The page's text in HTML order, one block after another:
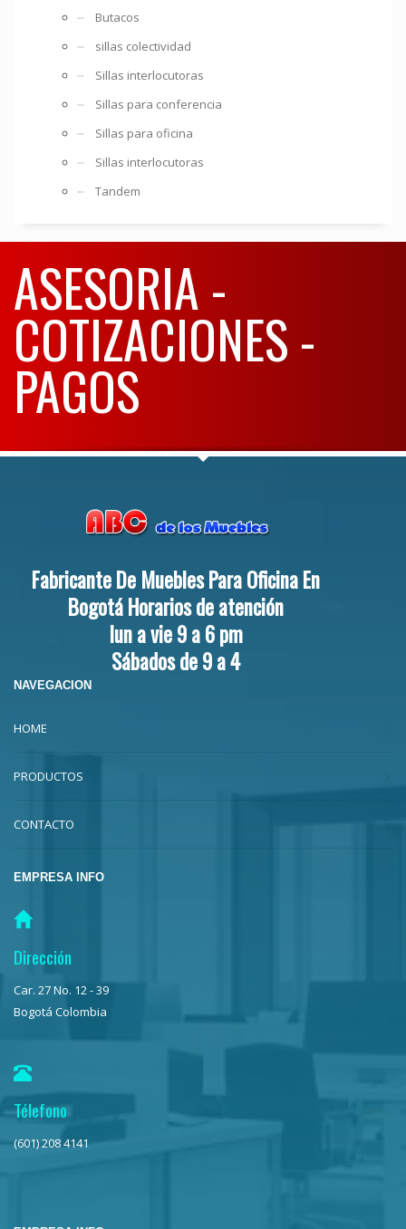
Butacos
sillas colectividad
Sillas interlocutoras
Sillas para conferencia
Sillas para oficina
Sillas interlocutoras
Tandem
ASESORIA -
COTIZACIONES -
PAGOS
Fabricante De Muebles Para Oficina En
Bogotá Horarios de atención
lun a vie 9 a 6 pm
Sábados de 9 a 4
NAVEGACION
HOME
PRODUCTOS
CONTACTO
EMPRESA INFO
Dirección
Car. 27 No. 12 - 39
Bogotá Colombia
Télefono
(601) 208 4141